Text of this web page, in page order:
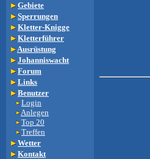
Gebiete
Sperrungen
Kletter-Knigge
Kletterführer
Ausrüstung
Johanniswacht
Forum
Links
Benutzer
Login
Anlegen
Top 20
Treffen
Wetter
Kontakt